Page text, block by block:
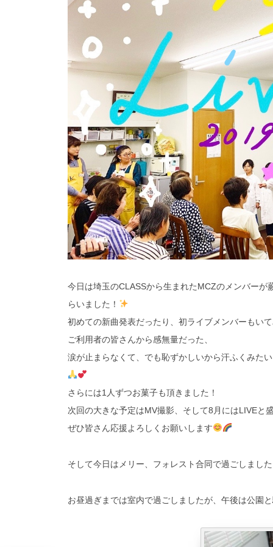
今日は埼玉のCLASSから生まれたMCZのメンバー
らいました！
初めての新曲発表だったり、初ライブメンバーもい
ご利用者の皆さんから感無量だった、
涙が止まらなくて、でも恥ずかしいから汗ふくみた
さらには1人ずつお菓子も頂きました！
次回の大きな予定はMV撮影、そして8月にはLIVEと
ぜひ皆さん応援よろしくお願いします
そして今日はメリー、フォレスト合同で過ごしました
お昼過ぎまでは室内で過ごしましたが、午後は公園